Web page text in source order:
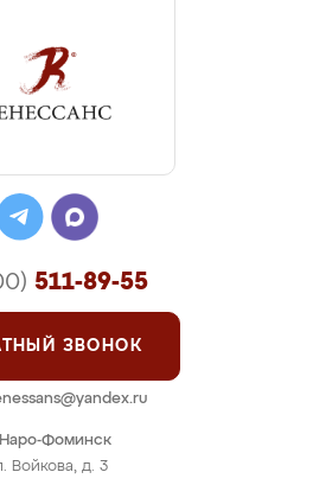
Наро-Фоминск
Войкова, д. 3
511-89-55
ЗВОНОК